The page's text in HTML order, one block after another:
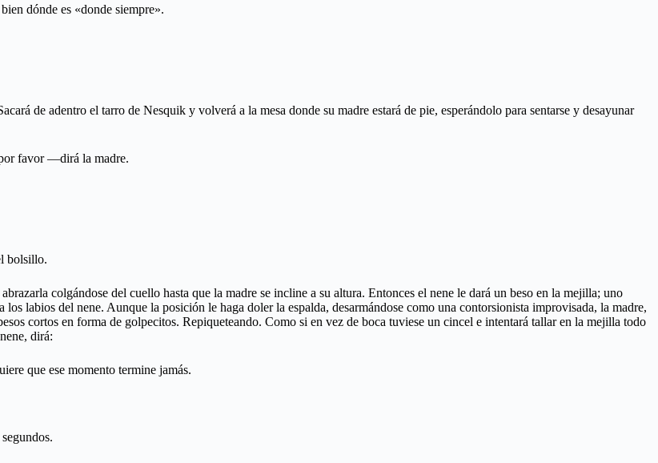
dónde es «donde siempre».
de adentro el tarro de Nesquik y volverá a la mesa donde su madre estará de pie, esperándolo para sentarse y desayunar
favor —dirá la madre.
bolsillo.
colgándose del cuello hasta que la madre se incline a su altura. Entonces el nene le dará un beso en la mejilla; uno
labios del nene. Aunque la posición le haga doler la espalda, desarmándose como una contorsionista improvisada, la madre,
cortos en forma de golpecitos. Repiqueteando. Como si en vez de boca tuviese un cincel e intentará tallar en la mejilla todo
dirá:
que ese momento termine jamás.